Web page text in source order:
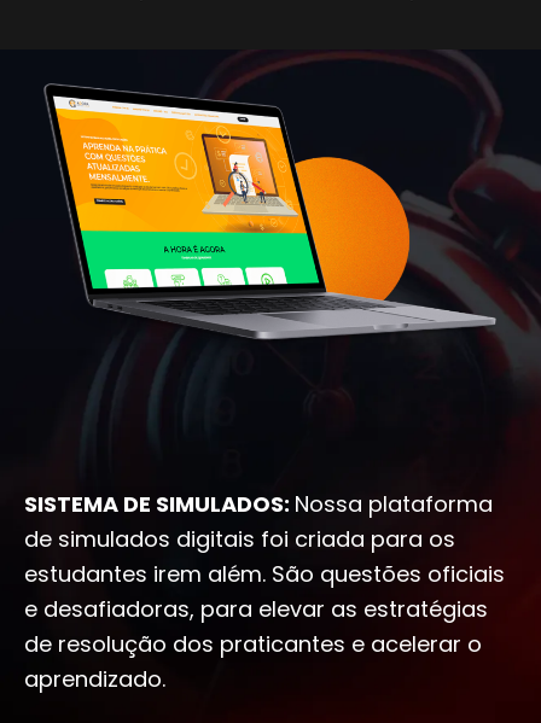
SISTEMA DE SIMULADOS: Nossa plataforma
de simulados digitais foi criada para os
estudantes irem além. São questões oficiais
e desafiadoras, para elevar as estratégias
de resolução dos praticantes e acelerar o
aprendizado.